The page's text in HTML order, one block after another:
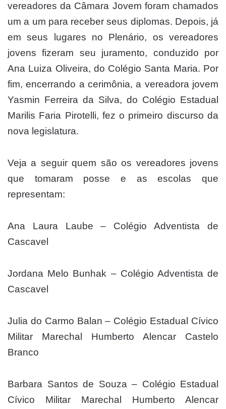
vereadores da Câmara Jovem foram chamados
um a um para receber seus diplomas. Depois, já
em seus lugares no Plenário, os vereadores
jovens fizeram seu juramento, conduzido por
Ana Luiza Oliveira, do Colégio Santa Maria. Por
fim, encerrando a cerimônia, a vereadora jovem
Yasmin Ferreira da Silva, do Colégio Estadual
Marilis Faria Pirotelli, fez o primeiro discurso da
nova legislatura.
Veja a seguir quem são os vereadores jovens
que tomaram posse e as escolas que
representam:
Ana Laura Laube – Colégio Adventista de
Cascavel
Jordana Melo Bunhak – Colégio Adventista de
Cascavel
Julia do Carmo Balan – Colégio Estadual Cívico
Militar Marechal Humberto Alencar Castelo
Branco
Barbara Santos de Souza – Colégio Estadual
Cívico Militar Marechal Humberto Alencar